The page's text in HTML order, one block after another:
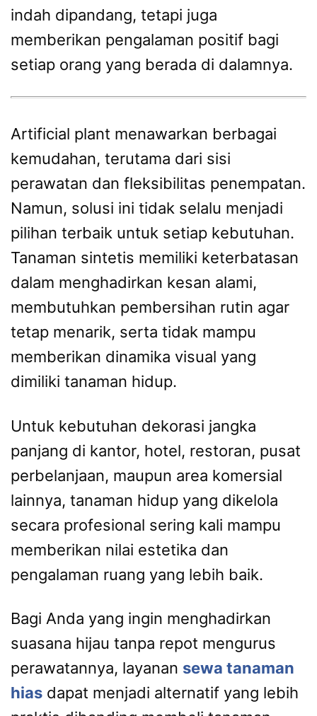
indah dipandang, tetapi juga
memberikan pengalaman positif bagi
setiap orang yang berada di dalamnya.
Artificial plant menawarkan berbagai
kemudahan, terutama dari sisi
perawatan dan fleksibilitas penempatan.
Namun, solusi ini tidak selalu menjadi
pilihan terbaik untuk setiap kebutuhan.
Tanaman sintetis memiliki keterbatasan
dalam menghadirkan kesan alami,
membutuhkan pembersihan rutin agar
tetap menarik, serta tidak mampu
memberikan dinamika visual yang
dimiliki tanaman hidup.
Untuk kebutuhan dekorasi jangka
panjang di kantor, hotel, restoran, pusat
perbelanjaan, maupun area komersial
lainnya, tanaman hidup yang dikelola
secara profesional sering kali mampu
memberikan nilai estetika dan
pengalaman ruang yang lebih baik.
Bagi Anda yang ingin menghadirkan
suasana hijau tanpa repot mengurus
perawatannya, layanan sewa tanaman
hias dapat menjadi alternatif yang lebih